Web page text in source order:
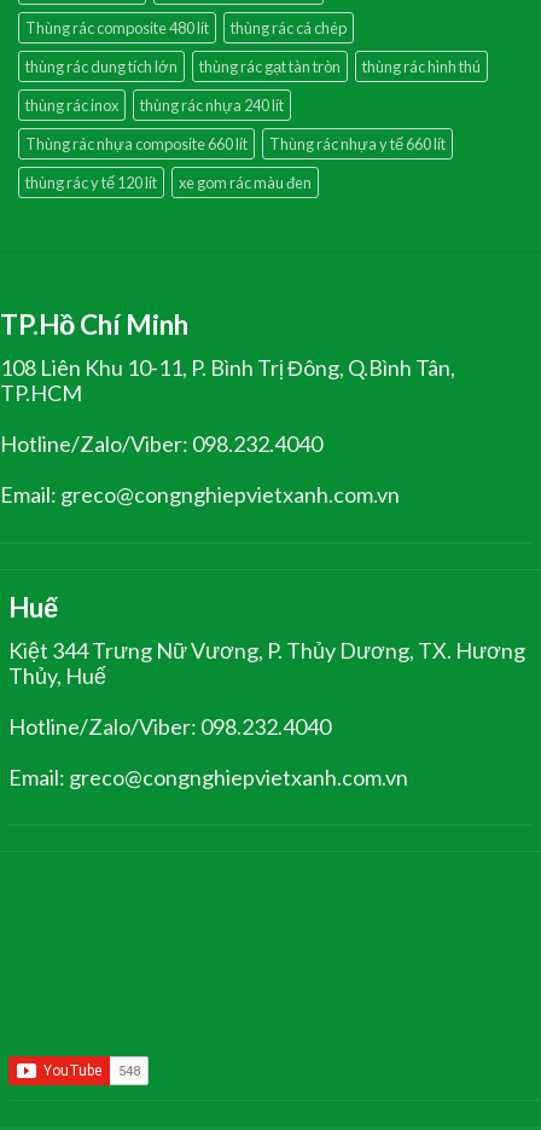
Thùng rác composite 480 lít
thùng rác cá chép
thùng rác dung tích lớn
thùng rác gạt tàn tròn
thùng rác hình thú
thùng rác inox
thùng rác nhựa 240 lít
Thùng rác nhựa composite 660 lít
Thùng rác nhựa y tế 660 lít
thùng rác y tế 120 lít
xe gom rác màu đen
TP.Hồ Chí Minh
108 Liên Khu 10-11, P. Bình Trị Đông, Q.Bình Tân,
TP.HCM
Hotline/Zalo/Viber: 098.232.4040
Email: greco@congnghiepvietxanh.com.vn
Huế
Kiệt 344 Trưng Nữ Vương, P. Thủy Dương, TX. Hương
Thủy, Huế
Hotline/Zalo/Viber: 098.232.4040
Email: greco@congnghiepvietxanh.com.vn